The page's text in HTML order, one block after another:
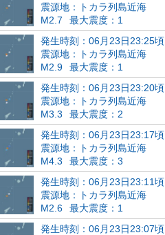
震源地：トカラ列島近海
M2.7
最大震度：1
発生時刻：06月23日23:25頃
震源地：トカラ列島近海
M2.9
最大震度：1
発生時刻：06月23日23:20頃
震源地：トカラ列島近海
M3.3
最大震度：2
発生時刻：06月23日23:17頃
震源地：トカラ列島近海
M4.3
最大震度：3
発生時刻：06月23日23:11頃
震源地：トカラ列島近海
M2.6
最大震度：1
発生時刻：06月23日23:07頃